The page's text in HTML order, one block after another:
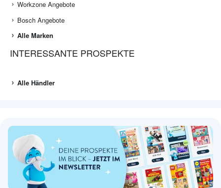
Workzone Angebote
Bosch Angebote
Alle Marken
INTERESSANTE PROSPEKTE
Alle Händler